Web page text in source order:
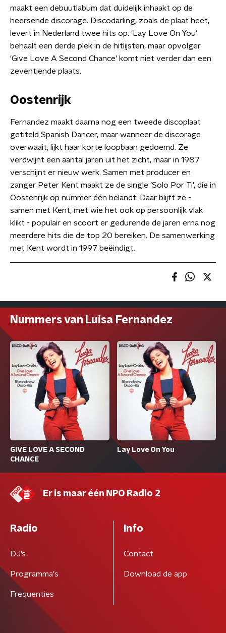
maakt een debuutlabum dat duidelijk inhaakt op de
heersende discorage. Discodarling, zoals de plaat heet,
levert in Nederland twee hits op. ‘Lay Love On You’
behaalt een derde plek in de hitlijsten, maar opvolger
‘Give Love A Second Chance’ komt niet verder dan een
zeventiende plaats.
Oostenrijk
Fernandez maakt daarna nog een tweede discoplaat
getiteld Spanish Dancer, maar wanneer de discorage
overwaait, lijkt haar korte loopbaan gedoemd. Ze
verdwijnt een aantal jaren uit het zicht, maar in 1987
verschijnt er nieuw werk. Samen met producer en
zanger Peter Kent maakt ze de single 'Solo Por Ti', die in
Oostenrijk op nummer één belandt. Daar blijft ze -
samen met Kent, met wie het ook op persoonlijk vlak
klikt - populair en scoort er gedurende de jaren erna nog
meerdere hits die de top 20 bereiken. De samenwerking
met Kent wordt in 1997 beëindigt.
Nummers van Luisa Fernandez
GIVE LOVE A SECOND
CHANCE
Lay Love On You
Er is maar één NPO Radio 2
Radio
DJ’s
Programma's
Frequenties
Info
Contact
Download de app